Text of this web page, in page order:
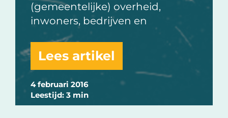
4 februari 2016
Leestijd: 3 min
(gemeentelijke) overheid,
inwoners, bedrijven en
Lees artikel